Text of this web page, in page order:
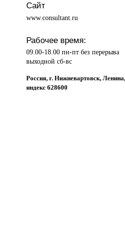
Сайт
www.consultant.ru
Рабочее время:
09.00-18.00 пн-пт без перерыва
выходной сб-вс
Россия, г. Нижневартовск,
индекс 628600